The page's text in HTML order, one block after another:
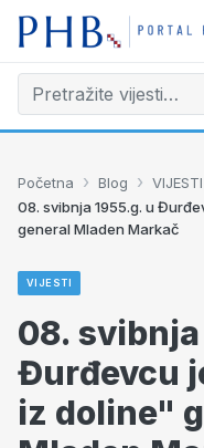
Početna › Blog › VIJESTI
08. svibnja 1955.g. u
general Mladen Markač
VIJESTI
08. svibnja
Đurđevcu
iz doline"